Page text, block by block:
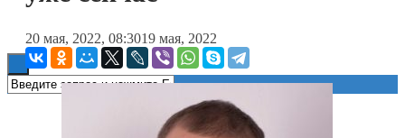
20 мая, 2022, 08:3019 мая, 2022